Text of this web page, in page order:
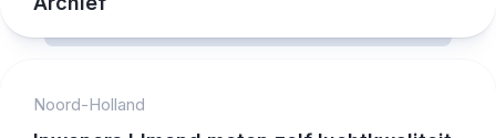
Noord-Holland